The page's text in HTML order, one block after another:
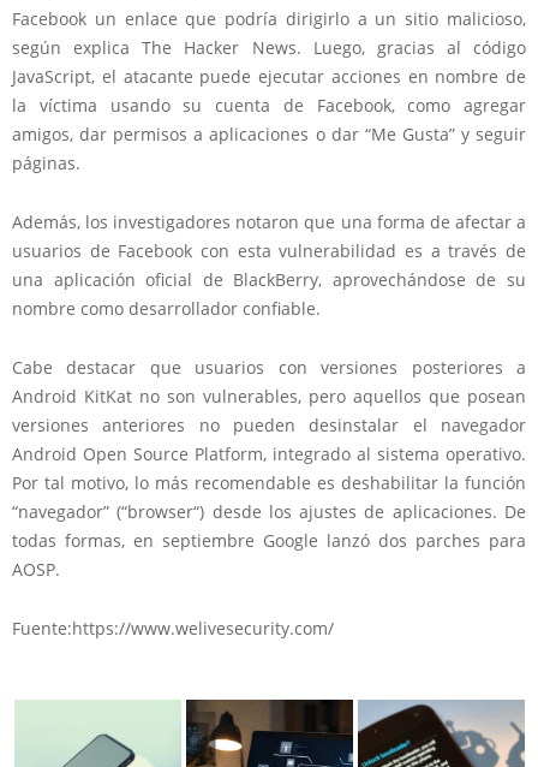
Facebook un enlace que podría dirigirlo a un sitio malicioso,
según explica The Hacker News. Luego, gracias al código
JavaScript, el atacante puede ejecutar acciones en nombre de
la víctima usando su cuenta de Facebook, como agregar
amigos, dar permisos a aplicaciones o dar “Me Gusta” y seguir
páginas.
Además, los investigadores notaron que una forma de afectar a
usuarios de Facebook con esta vulnerabilidad es a través de
una aplicación oficial de BlackBerry, aprovechándose de su
nombre como desarrollador confiable.
Cabe destacar que usuarios con versiones posteriores a
Android KitKat no son vulnerables, pero aquellos que posean
versiones anteriores no pueden desinstalar el navegador
Android Open Source Platform, integrado al sistema operativo.
Por tal motivo, lo más recomendable es deshabilitar la función
“navegador” (“browser“) desde los ajustes de aplicaciones. De
todas formas, en septiembre Google lanzó dos parches para
AOSP.
Fuente:https://www.welivesecurity.com/